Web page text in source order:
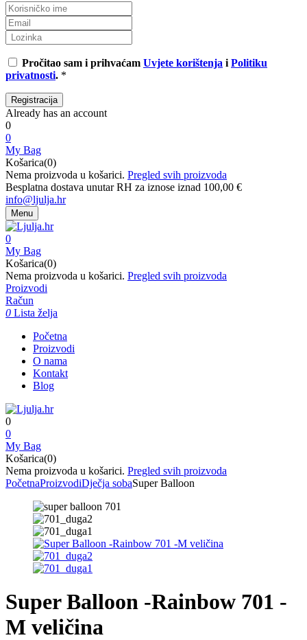
Pročitao sam i prihvaćam Uvjete korištenja i Politiku
privatnosti. *
Already has an account
0
0
My Bag
Košarica(0)
Nema proizvoda u košarici. Pregled svih proizvoda
Besplatna dostava unutar RH za iznose iznad 100,00 €
info@ljulja.hr
Menu
0
My Bag
Košarica(0)
Nema proizvoda u košarici. Pregled svih proizvoda
Proizvodi
Račun
0 Lista želja
Početna
Proizvodi
O nama
Kontakt
Blog
0
0
My Bag
Košarica(0)
Nema proizvoda u košarici. Pregled svih proizvoda
PočetnaProizvodiDječja sobaSuper Balloon
Super Balloon -Rainbow 701 -
M veličina